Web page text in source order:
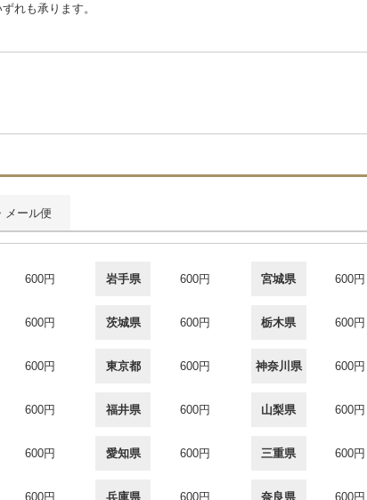
れも承ります。
メール便
600円 岩手県 600円 宮城県 600円
600円 茨城県 600円 栃木県 600円
600円 東京都 600円 神奈川県 600円
600円 福井県 600円 山梨県 600円
600円 愛知県 600円 三重県 600円
600円 兵庫県 600円 奈良県 600円